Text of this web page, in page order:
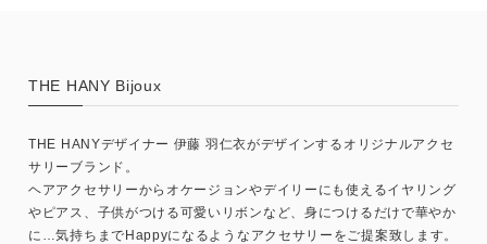
THE HANY Bijoux
THE HANYデザイナー 伊藤 羽仁衣がデザインするオリジナルアクセ
サリーブランド。
ヘアアクセサリーからオケージョンやデイリーにも使えるイヤリング
やピアス、子供がつける可愛いリボンなど、身につけるだけで華やか
に…気持ちまでHappyになるようなアクセサリーをご提案致します。